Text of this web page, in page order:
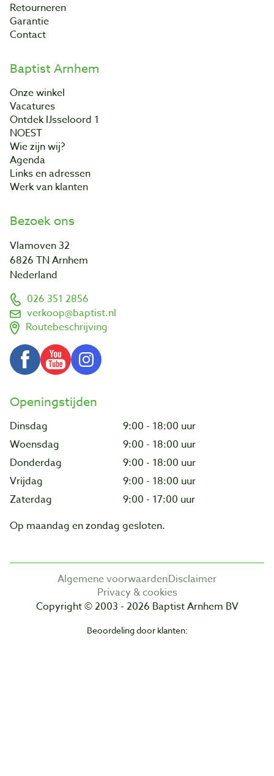
Retourneren
Garantie
Contact
Baptist Arnhem
Onze winkel
Vacatures
Ontdek IJsseloord 1
NOEST
Wie zijn wij?
Agenda
Links en adressen
Werk van klanten
Bezoek ons
Vlamoven 32
6826 TN Arnhem
Nederland
026 351 2856
verkoop@baptist.nl
Routebeschrijving
Openingstijden
Dinsdag
9:00 - 18:00 uur
Woensdag
9:00 - 18:00 uur
Donderdag
9:00 - 18:00 uur
Vrijdag
9:00 - 18:00 uur
Zaterdag
9:00 - 17:00 uur
Op maandag en zondag gesloten.
Algemene voorwaardenDisclaimer
Privacy & cookies
Copyright © 2003 - 2026 Baptist Arnhem BV
Beoordeling door klanten: